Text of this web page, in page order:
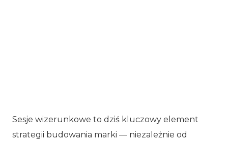
Sesje wizerunkowe to dziś kluczowy element
strategii budowania marki — niezależnie od